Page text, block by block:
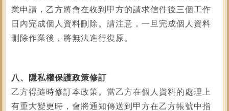
業申請，乙方將會在收到甲方的請求信件後三個工作
日內完成個人資料刪除。請注意，一旦完成個人資料
刪除作業後，將無法進行復原。
八、隱私權保護政策修訂
乙方得隨時修訂本政策。當乙方在個人資料的處理上
有重大變更時，會將通知傳送到甲方在乙方帳號中指